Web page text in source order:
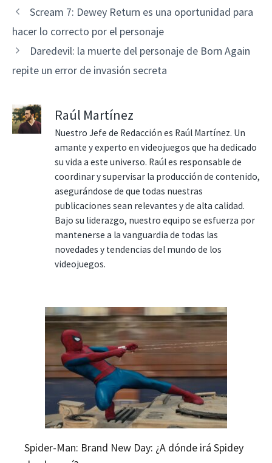
Scream 7: Dewey Return es una oportunidad para
hacer lo correcto por el personaje
Daredevil: la muerte del personaje de Born Again
repite un error de invasión secreta
Raúl Martínez
Nuestro Jefe de Redacción es Raúl Martínez. Un
amante y experto en videojuegos que ha dedicado
su vida a este universo. Raúl es responsable de
coordinar y supervisar la producción de contenido,
asegurándose de que todas nuestras
publicaciones sean relevantes y de alta calidad.
Bajo su liderazgo, nuestro equipo se esfuerza por
mantenerse a la vanguardia de todas las
novedades y tendencias del mundo de los
videojuegos.
Spider-Man: Brand New Day: ¿A dónde irá Spidey